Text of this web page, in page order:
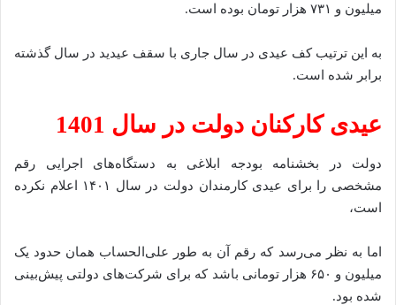
میلیون و ۷۳۱ هزار تومان بوده است.
به این ترتیب کف عیدی در سال جاری با سقف عیدید در سال گذشته
برابر شده است.
عیدی کارکنان دولت در سال 1401
دولت در بخشنامه‌ بودجه ابلاغی به دستگاه‌های اجرایی رقم
مشخصی را برای عیدی کارمندان دولت در سال ۱۴۰۱ اعلام نکرده
است،
اما به نظر می‌رسد که رقم آن به طور علی‌الحساب همان حدود یک
میلیون و ۶۵۰ هزار تومانی باشد که برای شرکت‌های دولتی پیش‌بینی
شده بود.